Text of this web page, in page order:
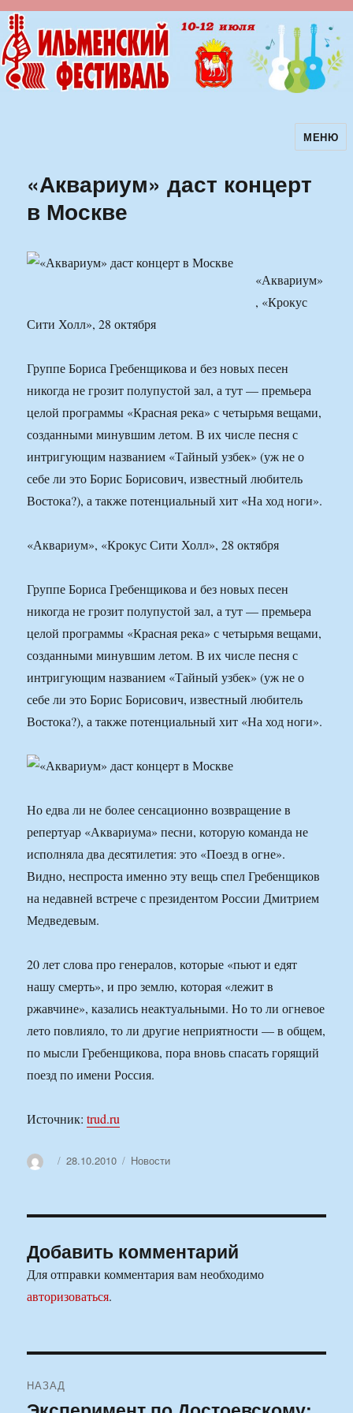
Ильменский фестиваль авторскойМЕНЮ
«Аквариум» даст концерт
в Москве
«Аквариум»
, «Крокус
Сити Холл», 28 октября
Группе Бориса Гребенщикова и без новых песен
никогда не грозит полупустой зал, а тут — премьера
целой программы «Красная река» с четырьмя вещами,
созданными минувшим летом. В их числе песня с
интригующим названием «Тайный узбек» (уж не о
себе ли это Борис Борисович, известный любитель
Востока?), а также потенциальный хит «На ход ноги».
«Аквариум», «Крокус Сити Холл», 28 октября
Группе Бориса Гребенщикова и без новых песен
никогда не грозит полупустой зал, а тут — премьера
целой программы «Красная река» с четырьмя вещами,
созданными минувшим летом. В их числе песня с
интригующим названием «Тайный узбек» (уж не о
себе ли это Борис Борисович, известный любитель
Востока?), а также потенциальный хит «На ход ноги».
Но едва ли не более сенсационно возвращение в
репертуар «Аквариума» песни, которую команда не
исполняла два десятилетия: это «Поезд в огне».
Видно, неспроста именно эту вещь спел Гребенщиков
на недавней встрече с президентом России Дмитрием
Медведевым.
20 лет слова про генералов, которые «пьют и едят
нашу смерть», и про землю, которая «лежит в
ржавчине», казались неактуальными. Но то ли огневое
лето повлияло, то ли другие неприятности — в общем,
по мысли Гребенщикова, пора вновь спасать горящий
поезд по имени Россия.
Источник:trud.ru
АвторОпубликовано
28.10.2010 Рубрики
Новости
Добавить комментарий
Для отправки комментария вам необходимо
авторизоваться.
по
НАЗАД
Предыдущая